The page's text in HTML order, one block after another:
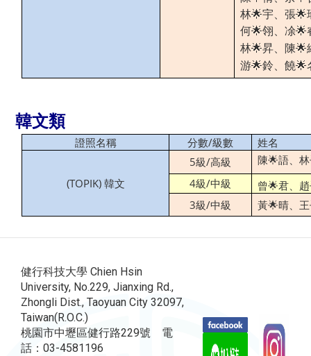
林🌟宇、張🌟
何🌟翎、凃🌟
林🌟昇、 陳🌟
游🌟鈴、 饒🌟
韓文類
證照名稱 分數/級數 姓名
(TOPIK) 韓文
5級/高級
陳🌟語、
4級/中級
曾🌟君、
3級/中級
黃🌟晴、
健行科技大學 Chien Hsin
University, No.229, Jianxing Rd.,
Zhongli Dist., Taoyuan City 32097,
Taiwan(R.O.C.)
桃園市中壢區健行路229號 電
話：03-4581196